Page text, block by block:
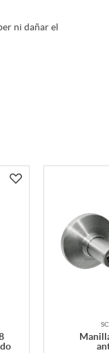
ni dañar el